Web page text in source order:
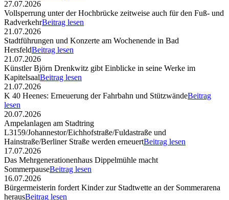
27.07.2026
Vollsperrung unter der Hochbrücke zeitweise auch für den Fuß- und
RadverkehrBeitrag lesen
21.07.2026
Stadtführungen und Konzerte am Wochenende in Bad
HersfeldBeitrag lesen
21.07.2026
Künstler Björn Drenkwitz gibt Einblicke in seine Werke im
KapitelsaalBeitrag lesen
21.07.2026
K 40 Heenes: Erneuerung der Fahrbahn und StützwändeBeitrag
lesen
20.07.2026
Ampelanlagen am Stadtring
L3159/Johannestor/Eichhofstraße/Fuldastraße und
Hainstraße/Berliner Straße werden erneuertBeitrag lesen
17.07.2026
Das Mehrgenerationenhaus Dippelmühle macht
SommerpauseBeitrag lesen
16.07.2026
Bürgermeisterin fordert Kinder zur Stadtwette an der Sommerarena
herausBeitrag lesen